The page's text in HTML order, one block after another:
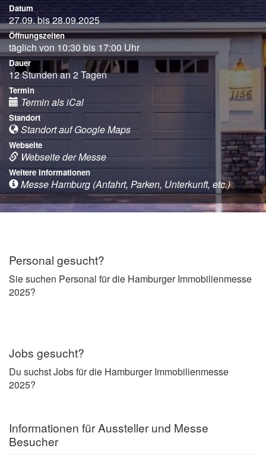
Datum
27.09. bis 28.09.2025
Öffnungszeiten
täglich von 10:30 bis 17:00 Uhr
Dauer
12 Stunden an 2 Tagen
Termin
Termin als iCal
Standort
Standort auf Google Maps
Webseite
Webseite der Messe
Weitere Informationen
Messe Hamburg (Anfahrt, Parken, Unterkunft, etc.)
Personal gesucht?
Sie suchen Personal für die Hamburger Immobilienmesse
2025?
Jobs gesucht?
Du suchst Jobs für die Hamburger Immobilienmesse
2025?
Informationen für Aussteller und Messe
Besucher